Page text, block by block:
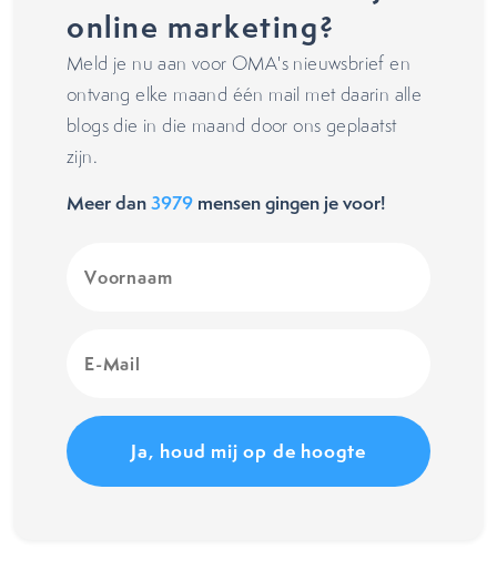
online marketing?
Meld je nu aan voor OMA's nieuwsbrief en
ontvang elke maand één mail met daarin alle
blogs die in die maand door ons geplaatst
zijn.
Meer dan3979 mensen gingen je voor!
(Vereist)
Mail